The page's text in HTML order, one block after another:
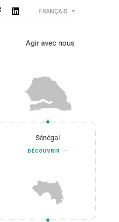
FRANÇAIS
Agir avec nous
Campagne
Au Pérou, les
Sénégal
DÉCOUVRIR